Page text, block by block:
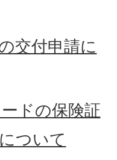
交付申請に
ドの保険証
ついて